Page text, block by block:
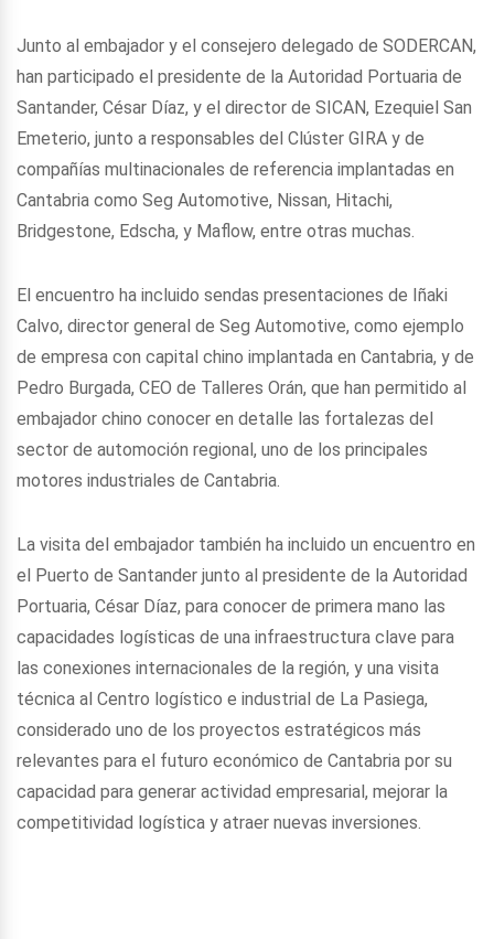
Junto al embajador y el consejero delegado de SODERCAN,
han participado el presidente de la Autoridad Portuaria de
Santander, César Díaz, y el director de SICAN, Ezequiel San
Emeterio, junto a responsables del Clúster GIRA y de
compañías multinacionales de referencia implantadas en
Cantabria como Seg Automotive, Nissan, Hitachi,
Bridgestone, Edscha, y Maflow, entre otras muchas.
El encuentro ha incluido sendas presentaciones de Iñaki
Calvo, director general de Seg Automotive, como ejemplo
de empresa con capital chino implantada en Cantabria, y de
Pedro Burgada, CEO de Talleres Orán, que han permitido al
embajador chino conocer en detalle las fortalezas del
sector de automoción regional, uno de los principales
motores industriales de Cantabria.
La visita del embajador también ha incluido un encuentro en
el Puerto de Santander junto al presidente de la Autoridad
Portuaria, César Díaz, para conocer de primera mano las
capacidades logísticas de una infraestructura clave para
las conexiones internacionales de la región, y una visita
técnica al Centro logístico e industrial de La Pasiega,
considerado uno de los proyectos estratégicos más
relevantes para el futuro económico de Cantabria por su
capacidad para generar actividad empresarial, mejorar la
competitividad logística y atraer nuevas inversiones.